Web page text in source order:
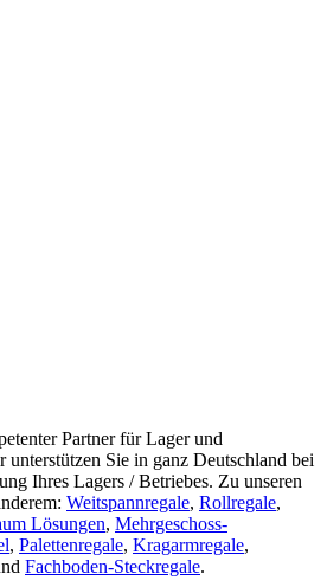
Partner für Lager und
Sie in ganz Deutschland bei
Ihres Lagers / Betriebes. Zu unseren
Weitspannregale, Rollregale,
Lösungen, Mehrgeschoss-
, Palettenregale, Kragarmregale,
Fachboden-Steckregale.